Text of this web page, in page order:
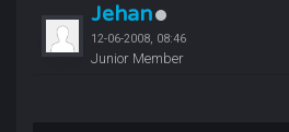
Jehan
12-06-2008, 08:46
Junior Member